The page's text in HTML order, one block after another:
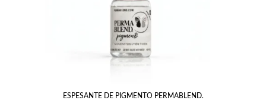
ESPESANTE DE PIGMENTO PERMABLEND.